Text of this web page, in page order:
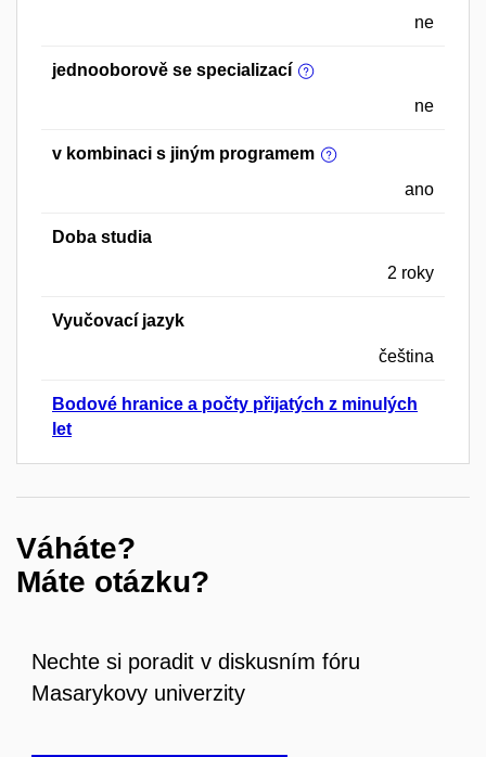
ne
jednooborově se specializací
ne
v kombinaci s jiným programem
ano
Doba studia
2 roky
Vyučovací jazyk
čeština
Bodové hranice a počty přijatých z minulých
let
Váháte?
Máte otázku?
Nechte si poradit v diskusním fóru
Masarykovy univerzity